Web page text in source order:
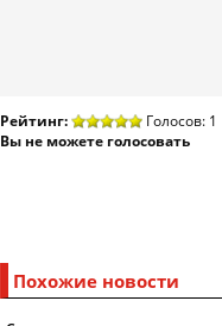
Рейтинг:
Голосов: 1
Вы не можете голосовать
Похожие новости